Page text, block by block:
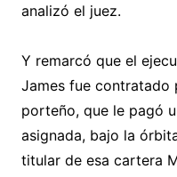
analizó el juez.
Y remarcó que el
James fue contratado
porteño, que le pagó
asignada, bajo la
titular de esa cartera